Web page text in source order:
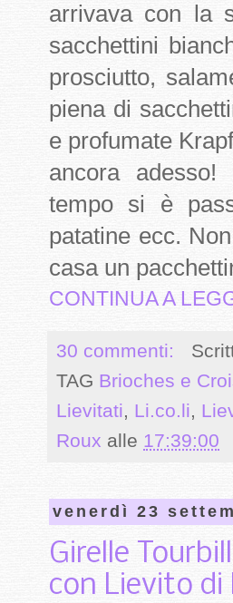
arrivava con la
sacchettini
prosciutto,
piena di
e profumate
ancora
tempo si è
patatine ecc.
casa un
CONTINUA A
30 commenti:
TAG Brioches e
Lievitati, Li.co.li,
Roux alle 17:39:00
venerdì 23
Girelle
con Lievito di